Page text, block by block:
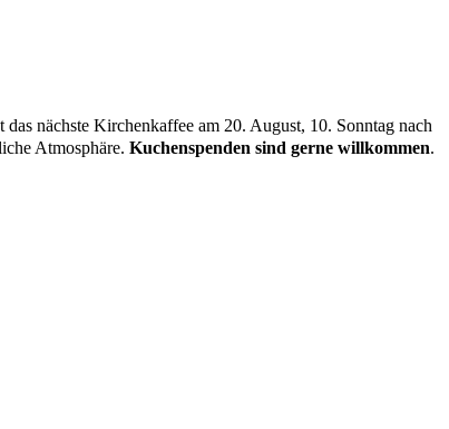
das nächste Kirchenkaffee am 20. August, 10. Sonntag nach
Atmosphäre. Kuchenspenden sind gerne willkommen.